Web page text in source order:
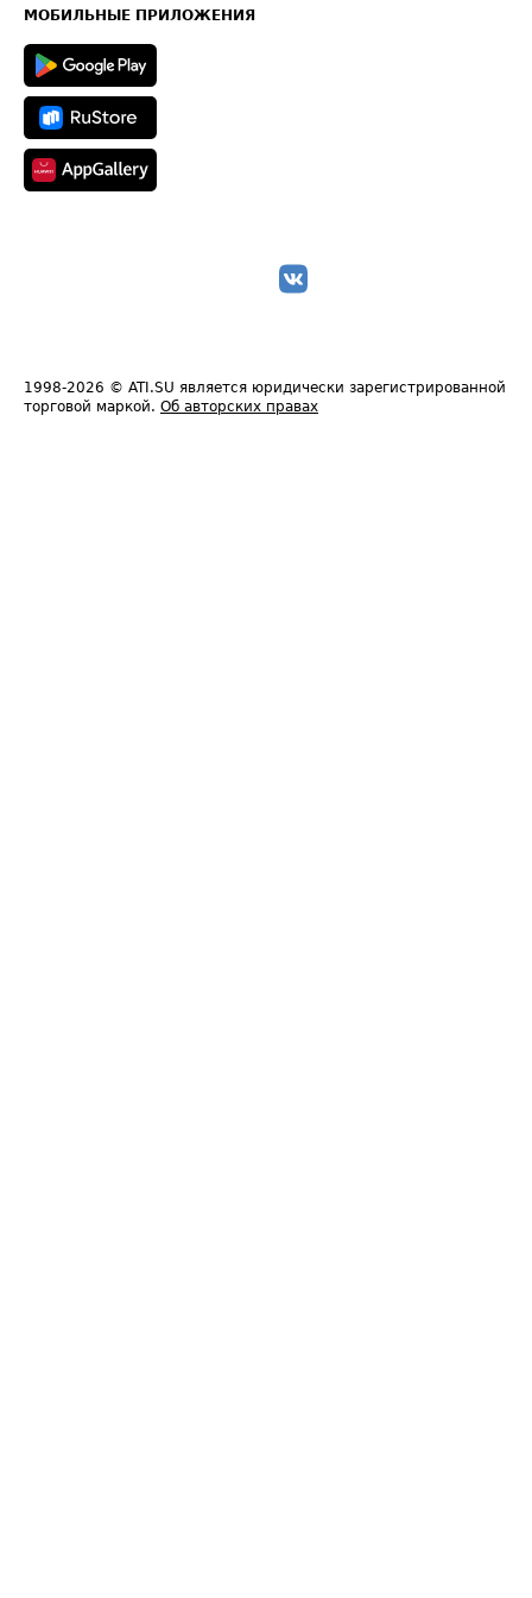
Техническая информация
МОБИЛЬНЫЕ ПРИЛОЖЕНИЯ
1998-2026 © ATI.SU является юридически зарегистрированной
торговой маркой. Об авторских правах